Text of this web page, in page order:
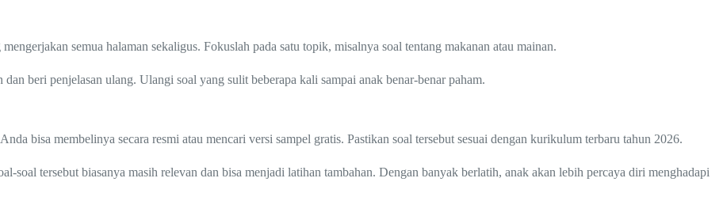
semua halaman sekaligus. Fokuslah pada satu topik, misalnya soal tentang makanan atau mainan.
beri penjelasan ulang. Ulangi soal yang sulit beberapa kali sampai anak benar-benar paham.
bisa membelinya secara resmi atau mencari versi sampel gratis. Pastikan soal tersebut sesuai dengan kurikulum terbaru tahun 2026.
soal tersebut biasanya masih relevan dan bisa menjadi latihan tambahan. Dengan banyak berlatih, anak akan lebih percaya diri menghadapi